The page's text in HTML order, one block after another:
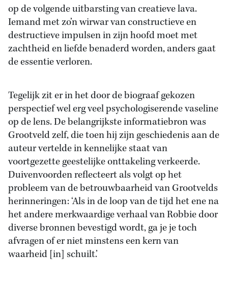
op de volgende uitbarsting van creatieve lava.
Iemand met zo’n wirwar van constructieve en
destructieve impulsen in zijn hoofd moet met
zachtheid en liefde benaderd worden, anders gaat
de essentie verloren.
Tegelijk zit er in het door de biograaf gekozen
perspectief wel erg veel psychologiserende vaseline
op de lens. De belangrijkste informatiebron was
Grootveld zelf, die toen hij zijn geschiedenis aan de
auteur vertelde in kennelijke staat van
voortgezette geestelijke onttakeling verkeerde.
Duivenvoorden reflecteert als volgt op het
probleem van de betrouwbaarheid van Grootvelds
herinneringen: ‘Als in de loop van de tijd het ene na
het andere merkwaardige verhaal van Robbie door
diverse bronnen bevestigd wordt, ga je je toch
afvragen of er niet minstens een kern van
waarheid [in] schuilt.’